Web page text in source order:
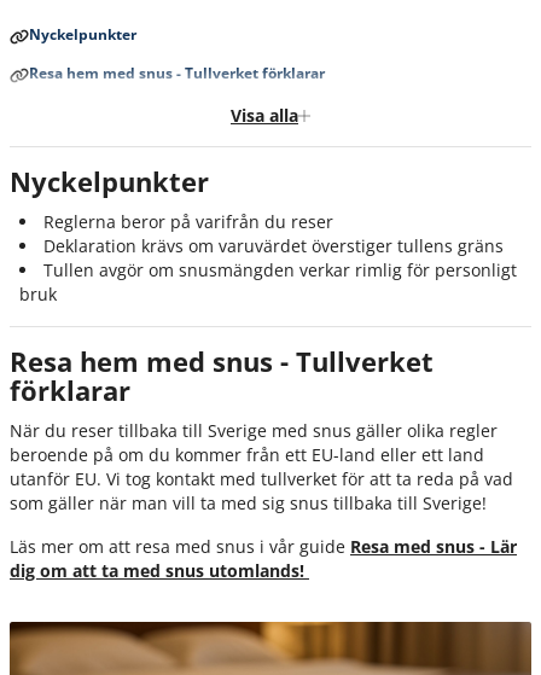
Nyckelpunkter
Resa hem med snus - Tullverket förklarar
Så deklarerar du snuset – steg för steg
Viktigt att tänka på – vanliga misstag
Sammanfattning
Källor
Visa alla
Nyckelpunkter
Reglerna beror på varifrån du reser
Deklaration krävs om varuvärdet överstiger tullens gräns
Tullen avgör om snusmängden verkar rimlig för personligt
bruk
Resa hem med snus - Tullverket
förklarar
När du reser tillbaka till Sverige med snus gäller olika regler
beroende på om du kommer från ett EU-land eller ett land
utanför EU. Vi tog kontakt med tullverket för att ta reda på vad
som gäller när man vill ta med sig snus tillbaka till Sverige!
Läs mer om att resa med snus i vår guide Resa med snus - Lär
dig om att ta med snus utomlands!